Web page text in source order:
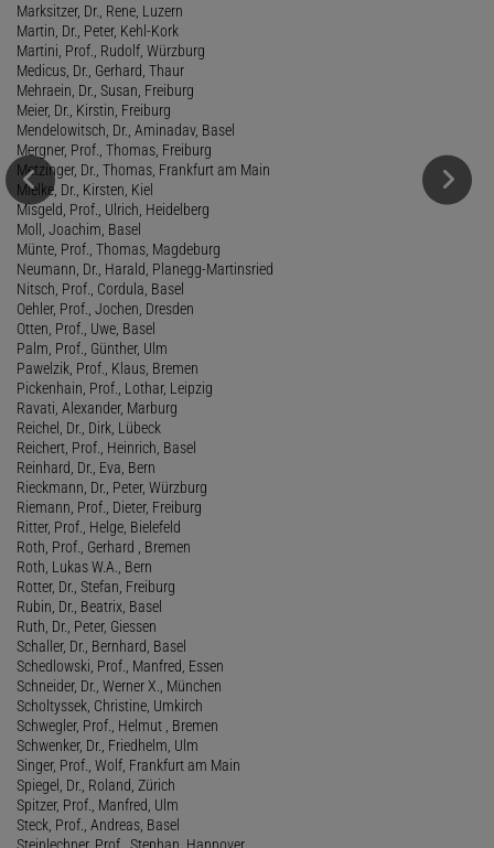
Marksitzer, Dr., Rene, Luzern
Martin, Dr., Peter, Kehl-Kork
Martini, Prof., Rudolf, Würzburg
Medicus, Dr., Gerhard, Thaur
Mehraein, Dr., Susan, Freiburg
Meier, Dr., Kirstin, Freiburg
Mendelowitsch, Dr., Aminadav, Basel
Mergner, Prof., Thomas, Freiburg
Metzinger, Dr., Thomas, Frankfurt am Main
Mielke, Dr., Kirsten, Kiel
Misgeld, Prof., Ulrich, Heidelberg
Moll, Joachim, Basel
Münte, Prof., Thomas, Magdeburg
Neumann, Dr., Harald, Planegg-Martinsried
Nitsch, Prof., Cordula, Basel
Oehler, Prof., Jochen, Dresden
Otten, Prof., Uwe, Basel
Palm, Prof., Günther, Ulm
Pawelzik, Prof., Klaus, Bremen
Pickenhain, Prof., Lothar, Leipzig
Ravati, Alexander, Marburg
Reichel, Dr., Dirk, Lübeck
Reichert, Prof., Heinrich, Basel
Reinhard, Dr., Eva, Bern
Rieckmann, Dr., Peter, Würzburg
Riemann, Prof., Dieter, Freiburg
Ritter, Prof., Helge, Bielefeld
Roth, Prof., Gerhard , Bremen
Roth, Lukas W.A., Bern
Rotter, Dr., Stefan, Freiburg
Rubin, Dr., Beatrix, Basel
Ruth, Dr., Peter, Giessen
Schaller, Dr., Bernhard, Basel
Schedlowski, Prof., Manfred, Essen
Schneider, Dr., Werner X., München
Scholtyssek, Christine, Umkirch
Schwegler, Prof., Helmut , Bremen
Schwenker, Dr., Friedhelm, Ulm
Singer, Prof., Wolf, Frankfurt am Main
Spiegel, Dr., Roland, Zürich
Spitzer, Prof., Manfred, Ulm
Steck, Prof., Andreas, Basel
Steinlechner, Prof., Stephan, Hannover